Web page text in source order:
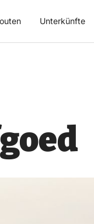
Unterkünfte